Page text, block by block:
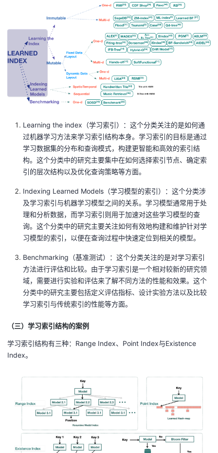
Learning the index（学习索引）：这个分类关注的是如何通
过机器学习方法来学习索引结构本身。学习索引的目标是通过
学习数据集的分布和查询模式，构建更智能和高效的索引结
构。这个分类中的研究主要集中在如何选择索引节点、确定索
引的层次结构以及优化查询策略等方面。
Indexing Learned Models（学习模型的索引）：这个分类涉
及学习索引与机器学习模型之间的关系。学习模型通常用于处
理和分析数据，而学习索引则用于加速对这些学习模型的查
询。这个分类中的研究主要关注如何有效地构建和维护针对学
习模型的索引，以便在查询过程中快速定位到相关的模型。
Benchmarking（基准测试）：这个分类关注的是对学习索引
方法进行评估和比较。由于学习索引是一个相对较新的研究领
域，需要进行实验和评估来了解不同方法的性能和效果。这个
分类中的研究主要包括定义评估指标、设计实验方法以及比较
学习索引与传统索引的性能等方面。
（三）学习索引结构的案例
学习索引结构有三种：Range Index、Point Index与Existence
Index。